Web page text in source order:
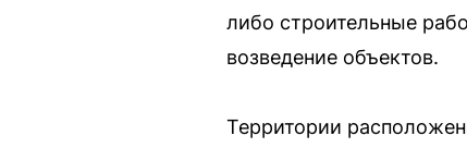
либо строительные
возведение объектов.
Территории